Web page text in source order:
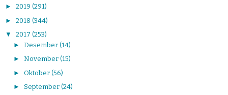
► 2019 (291)
► 2018 (344)
▼ 2017 (253)
► Desember (14)
► November (15)
► Oktober (56)
► September (24)